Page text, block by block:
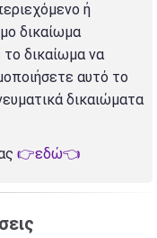
ή
δικαίωμα
δικαίωμα να
αυτό το
δικαιώματα
👉εδώ👈